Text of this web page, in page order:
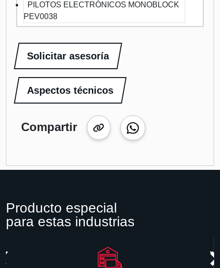
PILOTOS ELECTRÓNICOS MONOBLOCK
PEV0038
Solicitar asesoría
Aspectos técnicos
Compartir
Producto especial
para estas industrias